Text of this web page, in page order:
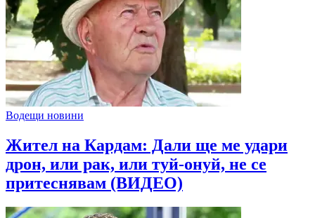
Водещи новини
Жител на Кардам: Дали ще ме удари
дрон, или рак, или туй-онуй, не се
притеснявам (ВИДЕО)